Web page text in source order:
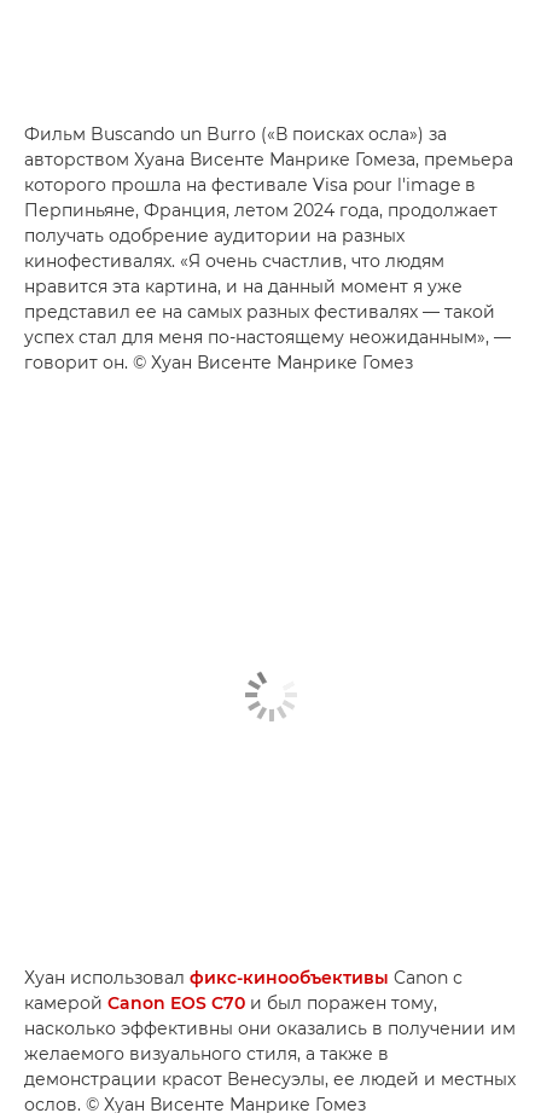
Фильм Buscando un Burro («В поисках осла») за
авторством Хуана Висенте Манрике Гомеза, премьера
которого прошла на фестивале Visa pour l'image в
Перпиньяне, Франция, летом 2024 года, продолжает
получать одобрение аудитории на разных
кинофестивалях. «Я очень счастлив, что людям
нравится эта картина, и на данный момент я уже
представил ее на самых разных фестивалях — такой
успех стал для меня по-настоящему неожиданным», —
говорит он. © Хуан Висенте Манрике Гомез
Хуан использовал фикс-кинообъективы Canon с
камерой Canon EOS C70 и был поражен тому,
насколько эффективны они оказались в получении им
желаемого визуального стиля, а также в
демонстрации красот Венесуэлы, ее людей и местных
ослов. © Хуан Висенте Манрике Гомез